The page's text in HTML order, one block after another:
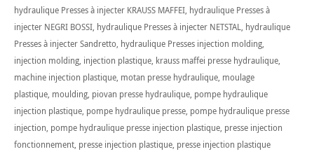
hydraulique Presses à injecter KRAUSS MAFFEI, hydraulique Presses à
injecter NEGRI BOSSI, hydraulique Presses à injecter NETSTAL, hydraulique
Presses à injecter Sandretto, hydraulique Presses injection molding,
injection molding, injection plastique, krauss maffei presse hydraulique,
machine injection plastique, motan presse hydraulique, moulage
plastique, moulding, piovan presse hydraulique, pompe hydraulique
injection plastique, pompe hydraulique presse, pompe hydraulique presse
injection, pompe hydraulique presse injection plastique, presse injection
fonctionnement, presse injection plastique, presse injection plastique